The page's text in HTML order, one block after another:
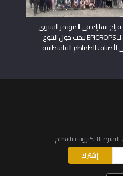
فراح تشارك في المؤتمر السنوي
الأول لـ EPICROPS ببحث حول التنوع
لأصناف الطماطم الفلسطينية
الالكترونية بانتظام